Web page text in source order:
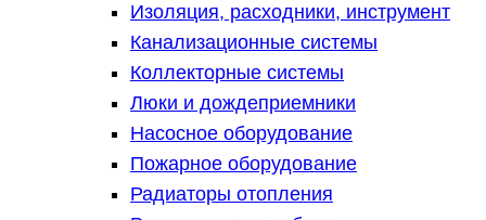
Изоляция, расходники, инструмент
Канализационные системы
Коллекторные системы
Люки и дождеприемники
Насосное оборудование
Пожарное оборудование
Радиаторы отопления